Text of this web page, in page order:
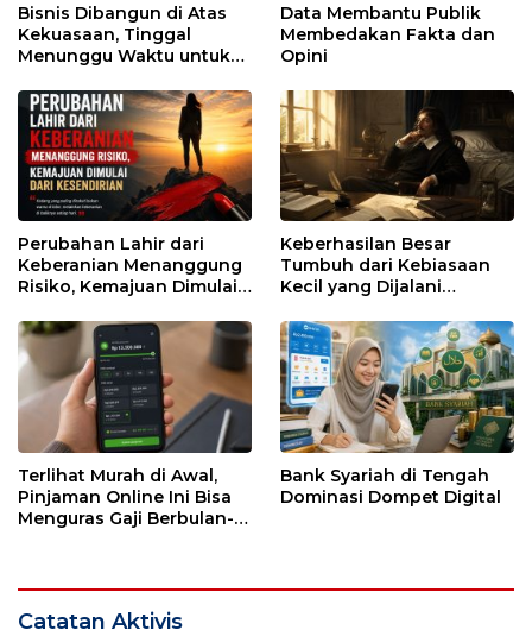
Bisnis Dibangun di Atas
Kekuasaan, Tinggal
Menunggu Waktu untuk
Data Membantu Publik
Membedakan Fakta dan
Opini
Perubahan Lahir dari
Keberanian Menanggung
Risiko, Kemajuan Dimulai
Keberhasilan Besar
Tumbuh dari Kebiasaan
Kecil yang Dijalani
Terlihat Murah di Awal,
Pinjaman Online Ini Bisa
Menguras Gaji Berbulan-
Bank Syariah di Tengah
Dominasi Dompet Digital
Catatan Aktivis